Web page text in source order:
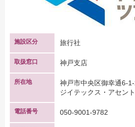
施設区分 旅行社
取扱窓口 神戸支店
所在地
神戸市中央区御幸通6-
ジイテックス・アセン
電話番号 050-9001-9782